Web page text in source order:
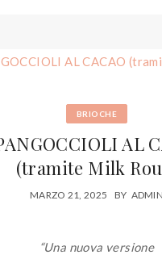
BRIOCHE
AL
(tramite Milk
MARZO 21, 2025 BY ADMIN
“Una nuova versione